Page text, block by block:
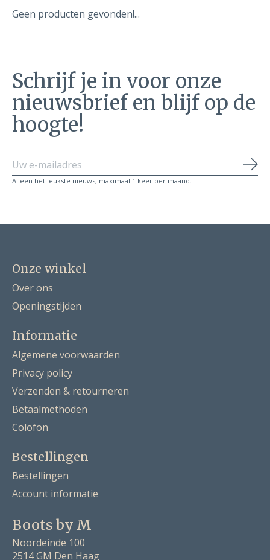
Geen producten gevonden!...
Schrijf je in voor onze
nieuwsbrief en blijf op de
hoogte!
Alleen het leukste nieuws, maximaal 1 keer per maand.
Onze winkel
Over ons
Openingstijden
Informatie
Algemene voorwaarden
Privacy policy
Verzenden & retourneren
Betaalmethoden
Colofon
Bestellingen
Bestellingen
Account informatie
Boots by M
Noordeinde 100
2514 GM Den Haag